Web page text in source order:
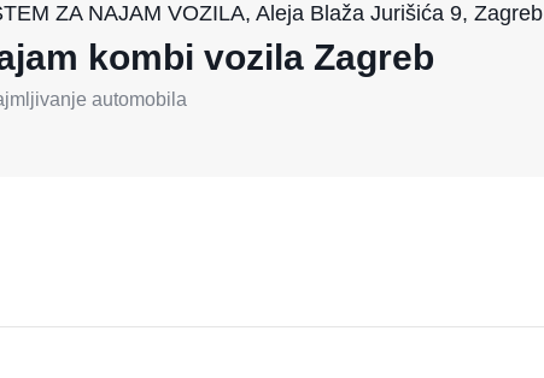
ZA NAJAM VOZILA, Aleja Blaža Jurišića 9, Zagreb
kombi vozila Zagreb
automobila